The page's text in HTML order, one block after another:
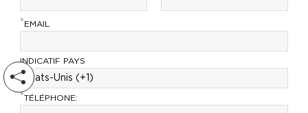
*EMAIL
INDICATIF PAYS
*TÉLÉPHONE: